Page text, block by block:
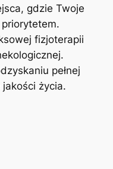
gdzie Twoje
fizjoterapii
pełnej
życia.